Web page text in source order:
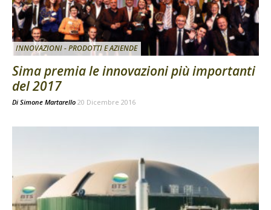
INNOVAZIONI - PRODOTTI E AZIENDE
Sima premia le innovazioni più importanti
del 2017
Di Simone Martarello 20 Dicembre 2016